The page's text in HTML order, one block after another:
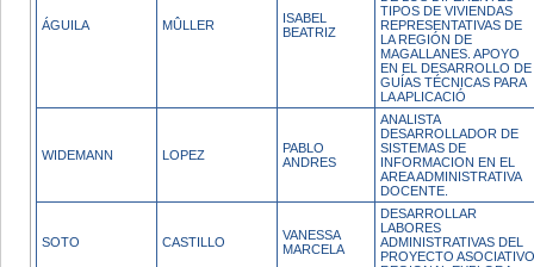
ÁGUILA MÛLLER
ISABEL
BEATRIZ
TIPOS DE VIVIENDAS
REPRESENTATIVAS DE
LA REGIÓN DE
MAGALLANES. APOYO
EN EL DESARROLLO DE
GUÍAS TÉCNICAS PARA
LA APLICACIÓ
WIDEMANN LOPEZ
PABLO
ANDRES
ANALISTA
DESARROLLADOR DE
SISTEMAS DE
INFORMACION EN EL
AREA ADMINISTRATIVA
DOCENTE.
SOTO CASTILLO
VANESSA
MARCELA
DESARROLLAR
LABORES
ADMINISTRATIVAS DEL
PROYECTO ASOCIATIVO